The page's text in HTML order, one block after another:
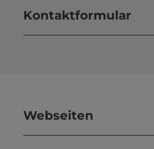
Kontaktformular
Webseiten